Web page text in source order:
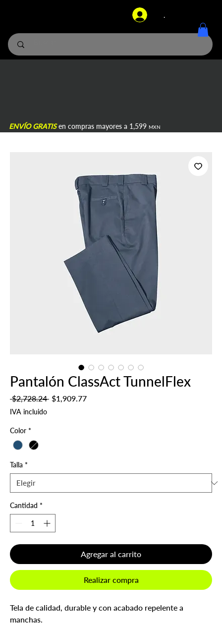
.
Pantalón ClassAct TunnelFlex
$2,728.24 Precio
$1,909.77Precio
IVA incluido
Color *
Talla *
Cantidad *
Agregar al carrito
Realizar compra
Tela de calidad, durable y con acabado repelente a
manchas.
ENVÍO GRATISen compras mayores a 1,599 MXN